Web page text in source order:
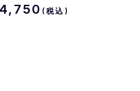
(税込)